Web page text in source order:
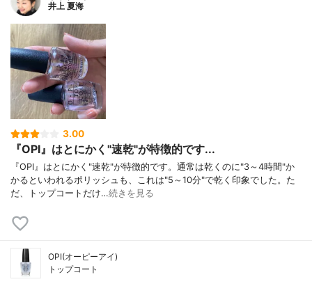
井上 夏海
3.00
『OPI』はとにかく"速乾"が特徴的です...
『OPI』はとにかく"速乾"が特徴的です。通常は乾くのに"3～4時間"か
かるといわれるポリッシュも、これは"5～10分"で乾く印象でした。た
だ、トップコートだけ…続きを見る
OPI(オーピーアイ)
トップコート